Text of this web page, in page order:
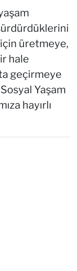
üretmeye,
hale
geçirmeye
Yaşam
hayırlı